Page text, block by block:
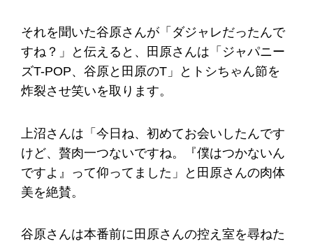
それを聞いた谷原さんが「ダジャレだったんで
すね？」と伝えると、田原さんは「ジャパニー
ズT-POP、谷原と田原のT」とトシちゃん節を
炸裂させ笑いを取ります。
上沼さんは「今日ね、初めてお会いしたんです
けど、贅肉一つないですね。『僕はつかないん
ですよ』って仰ってました」と田原さんの肉体
美を絶賛。
谷原さんは本番前に田原さんの控え室を尋ねた